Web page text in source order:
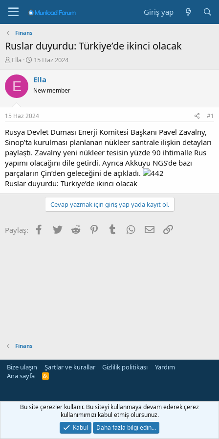
Giriş yap
Finans
Ruslar duyurdu: Türkiye’de ikinci olacak
K
n
b
u
u
b
a
l
a
t
a
n
Ella
B
ş
a
g
ı
ç
t
a
r
i
h
i
15 Haz 2024
E Ella
New member
15 Haz 2024 #1
Rusya Devlet Duması Enerji Komitesi Başkanı Pavel Zavalny,
Sinop’ta kurulması planlanan nükleer santrale ilişkin detayları
paylaştı. Zavalny yeni nükleer tesisin yüzde 90 ihtimalle Rus
yapımı olacağını dile getirdi. Ayrıca Akkuyu NGS’de bazı
parçaların Çin’den geleceğini de açıkladı.
Ruslar duyurdu: Türkiye’de ikinci olacak
Cevap yazmak için giriş yap yada kayıt ol.
Paylaş: Facebook
Twitter Reddit PinterestTumblr WhatsApp
E-posta
Finans
Bize ulaşın Şartlar ve kurallar Gizlilik politikası
Yardım
Ana sayfa
R
Bu site çerezler kullanır. Bu siteyi kullanmaya devam ederek çerez
kullanımımızı kabul etmiş olursunuz.
Kabul
Daha fazla bilgi edin…